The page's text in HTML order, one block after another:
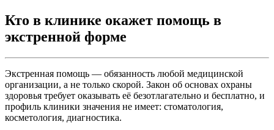
Кто в клинике окажет помощь в
экстренной форме
Экстренная помощь — обязанность любой медицинской
организации, а не только скорой. Закон об основах охраны
здоровья требует оказывать её безотлагательно и бесплатно, и
профиль клиники значения не имеет: стоматология,
косметология, диагностика.